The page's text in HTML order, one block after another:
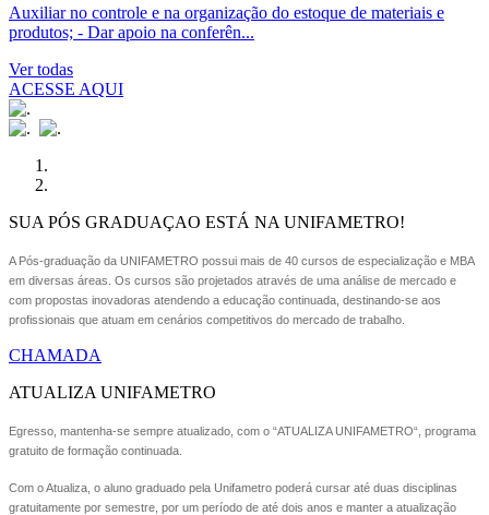
Auxiliar no controle e na organização do estoque de materiais e
produtos; - Dar apoio na conferên...
Ver todas
ACESSE AQUI
SUA PÓS GRADUAÇAO ESTÁ NA UNIFAMETRO!
A Pós-graduação da UNIFAMETRO possui mais de 40 cursos de especialização e MBA
em diversas áreas. Os cursos são projetados através de uma análise de mercado e
com propostas inovadoras atendendo a educação continuada, destinando-se aos
profissionais que atuam em cenários competitivos do mercado de trabalho.
CHAMADA
ATUALIZA UNIFAMETRO
Egresso, mantenha-se sempre atualizado, com o “ATUALIZA UNIFAMETRO“, programa
gratuito de formação continuada.
Com o Atualiza, o aluno graduado pela Unifametro poderá cursar até duas disciplinas
gratuitamente por semestre, por um período de até dois anos e manter a atualização